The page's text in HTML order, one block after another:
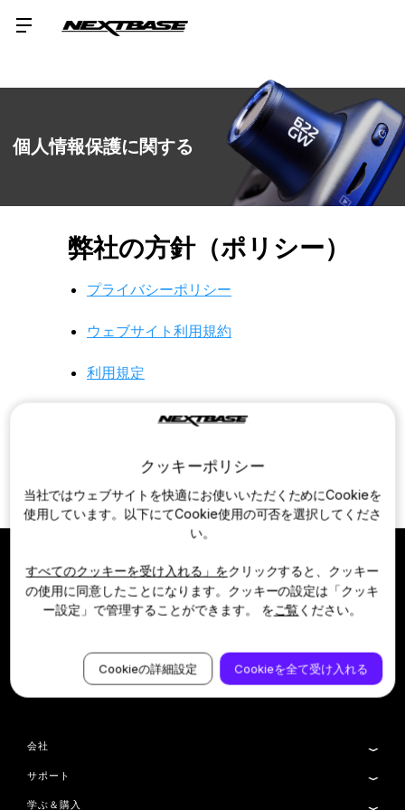
個人情報保護に関する
弊社の方針（ポリシー）
プライバシーポリシー
ウェブサイト利用規約
利用規定
返品・返金・キャンセルポリシー
ご利用規約
会社
NEXTBASEについて
サポート
製品サポート
ネクストベース・アプリ
App Storeで入手
Google Playで入手
学ぶ＆購入
クッキーポリシー
当社ではウェブサイトを快適にお使いいただくためにCookieを
使用しています。以下にてCookie使用の可否を選択してくださ
い。
すべてのクッキーを受け入れる」をクリックすると、クッキー
の使用に同意したことになります。クッキーの設定は「クッキ
ー設定」で管理することができます。 をご覧ください。
Cookieの詳細設定 Cookieを全て受け入れる